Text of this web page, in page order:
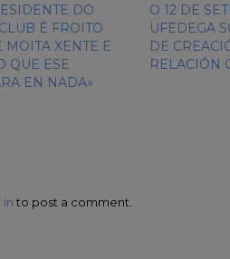
DO
É FROITO
MOITA XENTE E
QUE ESE
EN NADA»
O 12 DE
UFEDEGA
DE
RELACIÓN
in to post a comment.